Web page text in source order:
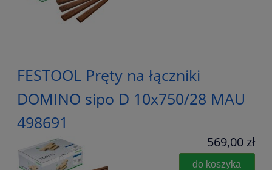
FESTOOL Pręty na łączniki
DOMINO sipo D 10x750/28 MAU
498691
569,00 zł
do koszyka